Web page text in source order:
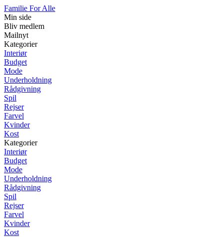
Familie For Alle
Min side
Bliv medlem
Mailnyt
Kategorier
Interiør
Budget
Mode
Underholdning
Rådgivning
Spil
Rejser
Farvel
Kvinder
Kost
Kategorier
Interiør
Budget
Mode
Underholdning
Rådgivning
Spil
Rejser
Farvel
Kvinder
Kost